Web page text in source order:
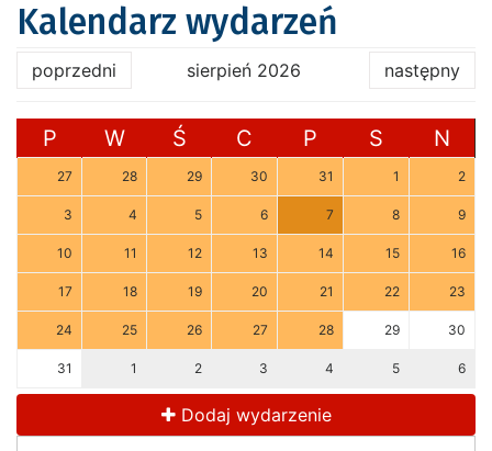
Kalendarz wydarzeń
poprzedni sierpień 2026 następny
P W Ś C P S N
27 28 29 30 31 1 2
3 4 5 6 7 8 9
10 11 12 13 14 15 16
17 18 19 20 21 22 23
24 25 26 27 28 29 30
31 1 2 3 4 5 6
Dodaj wydarzenie